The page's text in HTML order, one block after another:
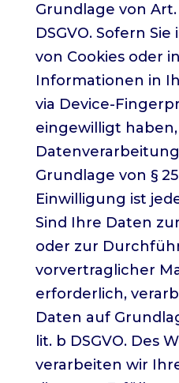
Grundlage von Art.
DSGVO. Sofern
von Cookies oder
Informationen in
via Device-
eingewilligt
Grundlage von § 25
Einwilligung ist
Sind Ihre Daten
oder zur
vorvertraglicher
erforderlich,
Daten auf
lit. b DSGVO. Des
verarbeiten wir